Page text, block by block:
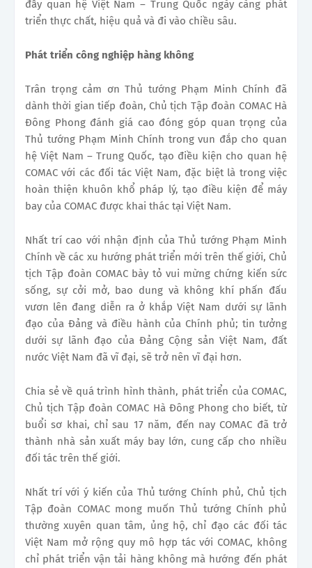
đẩy quan hệ Việt Nam – Trung Quốc ngày càng phát
triển thực chất, hiệu quả và đi vào chiều sâu.
Phát triển công nghiệp hàng không
Trân trọng cảm ơn Thủ tướng Phạm Minh Chính đã
dành thời gian tiếp đoàn, Chủ tịch Tập đoàn COMAC Hà
Đông Phong đánh giá cao đóng góp quan trọng của
Thủ tướng Phạm Minh Chính trong vun đắp cho quan
hệ Việt Nam – Trung Quốc, tạo điều kiện cho quan hệ
COMAC với các đối tác Việt Nam, đặc biệt là trong việc
hoàn thiện khuôn khổ pháp lý, tạo điều kiện để máy
bay của COMAC được khai thác tại Việt Nam.
Nhất trí cao với nhận định của Thủ tướng Phạm Minh
Chính về các xu hướng phát triển mới trên thế giới, Chủ
tịch Tập đoàn COMAC bày tỏ vui mừng chứng kiến sức
sống, sự cởi mở, bao dung và không khí phấn đấu
vươn lên đang diễn ra ở khắp Việt Nam dưới sự lãnh
đạo của Đảng và điều hành của Chính phủ; tin tưởng
dưới sự lãnh đạo của Đảng Cộng sản Việt Nam, đất
nước Việt Nam đã vĩ đại, sẽ trở nên vĩ đại hơn.
Chia sẻ về quá trình hình thành, phát triển của COMAC,
Chủ tịch Tập đoàn COMAC Hà Đông Phong cho biết, từ
buổi sơ khai, chỉ sau 17 năm, đến nay COMAC đã trở
thành nhà sản xuất máy bay lớn, cung cấp cho nhiều
đối tác trên thế giới.
Nhất trí với ý kiến của Thủ tướng Chính phủ, Chủ tịch
Tập đoàn COMAC mong muốn Thủ tướng Chính phủ
thường xuyên quan tâm, ủng hộ, chỉ đạo các đối tác
Việt Nam mở rộng quy mô hợp tác với COMAC, không
chỉ phát triển vận tải hàng không mà hướng đến phát